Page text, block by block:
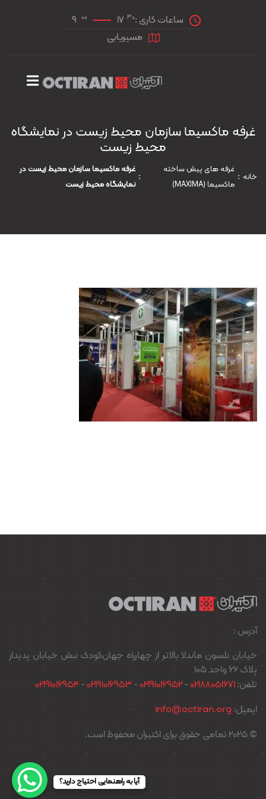
ساعات کاری : 17 30
9 00
مسیریابی
غرفه ماکسیما سازمان محیط زیست در نمایشگاه
محیط زیست
خانه
غرفه های پیش ساخته
ماکسیما (MAXIMA)
غرفه ماکسیما سازمان محیط زیست در
نمایشگاه محیط زیست
آدرس :
خیابان نلسون ماندلا بالاتر از چهارراه جهان‌کودک نبش خیابان پدیدار
پلاک ۶۶ واحد ۱۰۵
تلفن:02188051671
-
02191016952
-
02191016953
-
02191016954
ایمیل: info@octiran.org
© 2025 تمامی حقوق برای اکتیران محفوظ است.
آیا به راهنمایی احتیاج دارید؟